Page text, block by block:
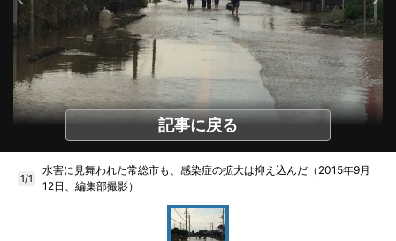
記事に戻る
1/1
水害に見舞われた常総市も、感染症の拡大は抑え込んだ（2015年9月
12日、編集部撮影）